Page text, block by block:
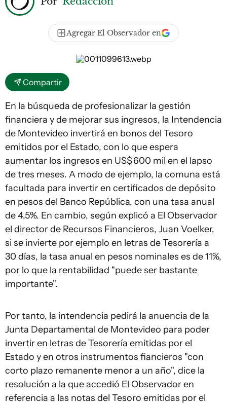
Agregar El Observador en
Compartir
En la búsqueda de profesionalizar la gestión
financiera y de mejorar sus ingresos, la Intendencia
de Montevideo invertirá en bonos del Tesoro
emitidos por el Estado, con lo que espera
aumentar los ingresos en US$ 600 mil en el lapso
de tres meses. A modo de ejemplo, la comuna está
facultada para invertir en certificados de depósito
en pesos del Banco República, con una tasa anual
de 4,5%. En cambio, según explicó a El Observador
el director de Recursos Financieros, Juan Voelker,
si se invierte por ejemplo en letras de Tesorería a
30 días, la tasa anual en pesos nominales es de 11%,
por lo que la rentabilidad "puede ser bastante
importante".
Por tanto, la intendencia pedirá la anuencia de la
Junta Departamental de Montevideo para poder
invertir en letras de Tesorería emitidas por el
Estado y en otros instrumentos fiancieros "con
corto plazo remanente menor a un año", dice la
resolución a la que accedió El Observadoren
referencia a las notas del Tesoro emitidas por el